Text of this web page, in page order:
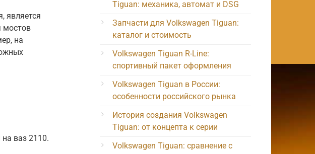
является
мостов
на
ваз 2110.
Tiguan: механика, автомат и DSG
Запчасти для Volkswagen Tiguan:
каталог и стоимость
Volkswagen Tiguan R-Line:
спортивный пакет оформления
Volkswagen Tiguan в России:
особенности российского рынка
История создания Volkswagen
Tiguan: от концепта к серии
Volkswagen Tiguan: сравнение с